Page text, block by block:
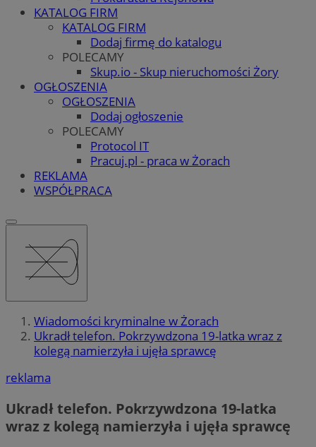
KATALOG FIRM
KATALOG FIRM
Dodaj firmę do katalogu
POLECAMY
Skup.io - Skup nieruchomości Żory
OGŁOSZENIA
OGŁOSZENIA
Dodaj ogłoszenie
POLECAMY
Protocol IT
Pracuj.pl - praca w Żorach
REKLAMA
WSPÓŁPRACA
Wiadomości kryminalne w Żorach
Ukradł telefon. Pokrzywdzona 19-latka wraz z
kolegą namierzyła i ujęła sprawcę
reklama
Ukradł telefon. Pokrzywdzona 19-latka
wraz z kolegą namierzyła i ujęła sprawcę